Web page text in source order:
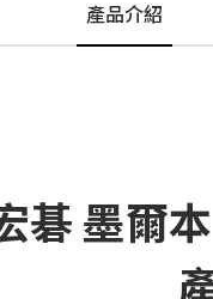
產品介紹
碁 墨爾